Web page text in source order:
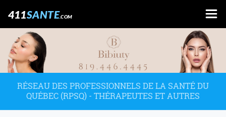
411SANTE.COM
RÉSEAU DES PROFESSIONNELS DE LA SANTÉ DU
QUÉBEC (RPSQ) - THÉRAPEUTES ET AUTRES